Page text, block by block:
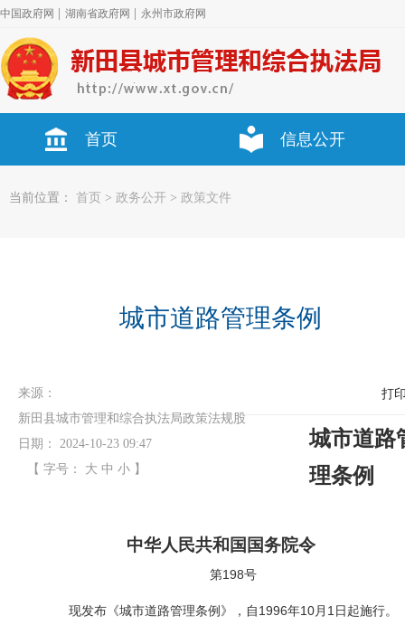
中国政府网 湖南省政府网 永州市政府网
首页 信息公开
当前位置： 首页 > 政务公开 > 政策文件
城市道路管理条例
来源：
新田县城市管理和综合执法局政策法规股
日期： 2024-10-23 09:47
【 字号： 大 中 小 】
打
城市道路
理条例
中华人民共和国国务院令
第198号
现发布《城市道路管理条例》，自 1996年10月 1 日起施行。